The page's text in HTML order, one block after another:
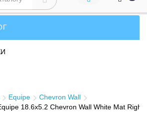
Equipe
Chevron Wall
18.6x5.2 Chevron Wall White Mat Right